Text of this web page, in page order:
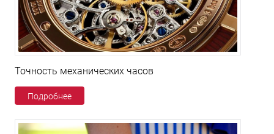
Точность механических часов
Подробнее